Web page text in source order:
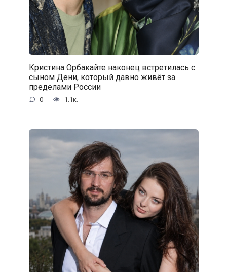
Кристина Орбакайте наконец встретилась с
сыном Дени, который давно живёт за
пределами России
0 1.1к.